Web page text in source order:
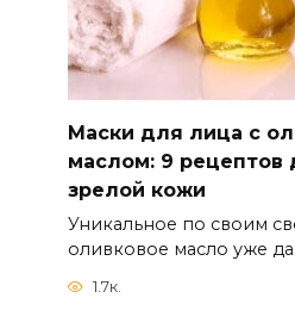
Маски для лица с
маслом: 9
зрелой кожи
Уникальное по своим
оливковое масло уже
1.7к.